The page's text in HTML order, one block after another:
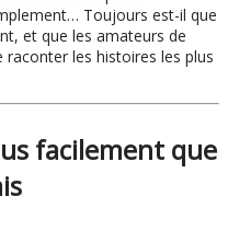
Toujours est-il que
et que les amateurs de
les histoires les plus
facilement que